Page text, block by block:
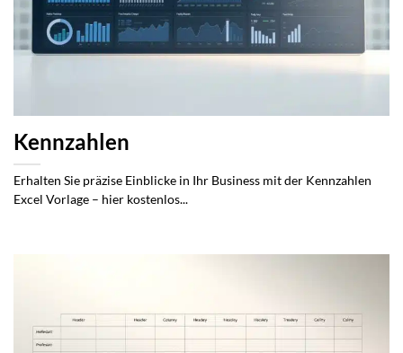
Kennzahlen
Erhalten Sie präzise Einblicke in Ihr Business mit der Kennzahlen
Excel Vorlage – hier kostenlos...